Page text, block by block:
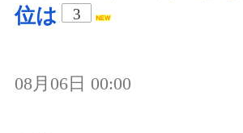
位は
3
08月06日 00:00